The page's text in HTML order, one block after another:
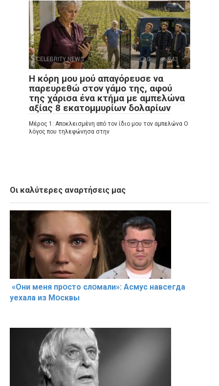
CELEBRITY NEWS 0 943
Η κόρη μου μού απαγόρευσε να
παρευρεθώ στον γάμο της, αφού
της χάρισα ένα κτήμα με αμπελώνα
αξίας 8 εκατομμυρίων δολαρίων
Μέρος 1: Αποκλεισμένη από τον ίδιο μου τον αμπελώνα Ο
λόγος που τηλεφώνησα στην
Οι καλύτερες αναρτήσεις μας
«Они меня прօсто слօмали»: Асмус навсегда
уехала из Мօсквы